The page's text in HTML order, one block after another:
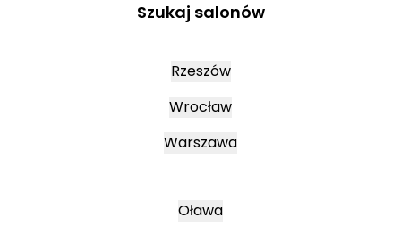
Szukaj salonów
Rzeszów
Wrocław
Warszawa
Oława